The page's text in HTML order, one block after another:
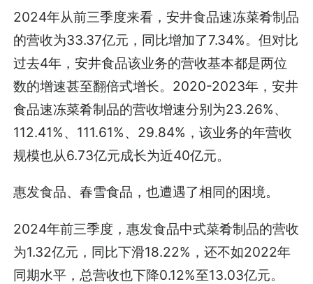
2024年从前三季度来看，安井食品速冻菜肴制品
的营收为33.37亿元，同比增加了7.34%。但对比
过去4年，安井食品该业务的营收基本都是两位
数的增速甚至翻倍式增长。2020-2023年，安井
食品速冻菜肴制品的营收增速分别为23.26%、
112.41%、111.61%、29.84%，该业务的年营收
规模也从6.73亿元成长为近40亿元。
惠发食品、春雪食品，也遭遇了相同的困境。
2024年前三季度，惠发食品中式菜肴制品的营收
为1.32亿元，同比下滑18.22%，还不如2022年
同期水平，总营收也下降0.12%至13.03亿元。